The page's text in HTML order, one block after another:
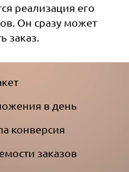
реализация его
Он сразу может
заказ.
в день
конверсия
заказов